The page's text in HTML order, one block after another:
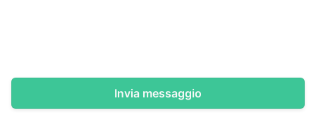
Invia messaggio